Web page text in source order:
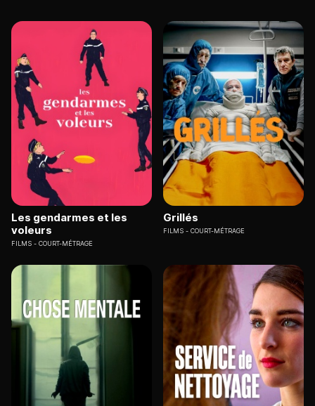
Les gendarmes et les
voleurs
FILMS COURT-MÉTRAGE
Grillés
FILMS COURT-MÉTRAGE